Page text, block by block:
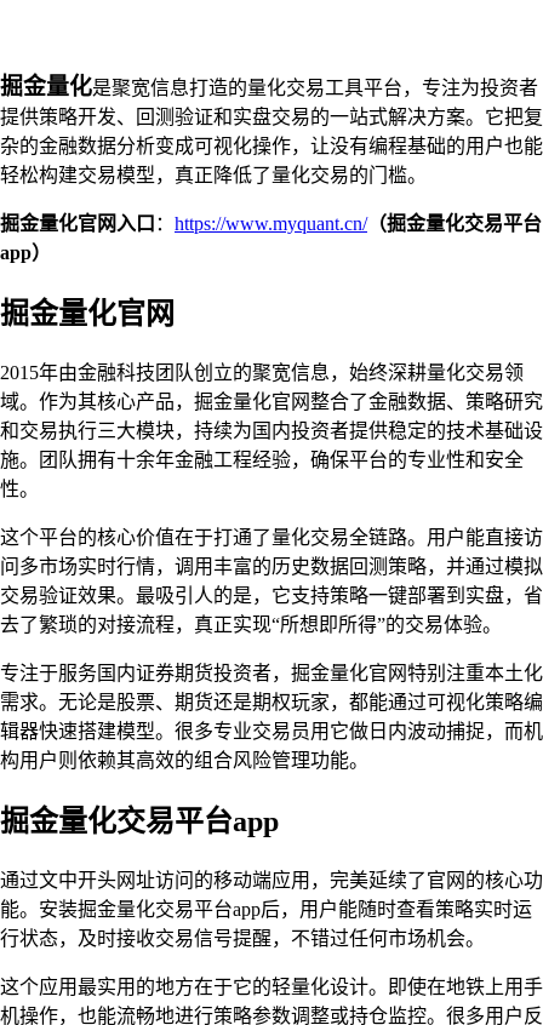
掘金量化是聚宽信息打造的量化交易工具平台，专注为投资者
提供策略开发、回测验证和实盘交易的一站式解决方案。它把复
杂的金融数据分析变成可视化操作，让没有编程基础的用户也能
轻松构建交易模型，真正降低了量化交易的门槛。
掘金量化官网入口 ： https://www.myquant.cn/（掘金量化交易平台
app）
掘金量化官网
2015年由金融科技团队创立的聚宽信息，始终深耕量化交易领
域。作为其核心产品，掘金量化官网整合了金融数据、策略研究
和交易执行三大模块，持续为国内投资者提供稳定的技术基础设
施。团队拥有十余年金融工程经验，确保平台的专业性和安全
性。
这个平台的核心价值在于打通了量化交易全链路。用户能直接访
问多市场实时行情，调用丰富的历史数据回测策略，并通过模拟
交易验证效果。最吸引人的是，它支持策略一键部署到实盘，省
去了繁琐的对接流程，真正实现“所想即所得”的交易体验。
专注于服务国内证券期货投资者，掘金量化官网特别注重本土化
需求。无论是股票、期货还是期权玩家，都能通过可视化策略编
辑器快速搭建模型。很多专业交易员用它做日内波动捕捉，而机
构用户则依赖其高效的组合风险管理功能。
掘金量化交易平台app
通过文中开头网址访问的移动端应用，完美延续了官网的核心功
能。安装掘金量化交易平台app后，用户能随时查看策略实时运
行状态，及时接收交易信号提醒，不错过任何市场机会。
这个应用最实用的地方在于它的轻量化设计。即使在地铁上用手
机操作，也能流畅地进行策略参数调整或持仓监控。很多用户反